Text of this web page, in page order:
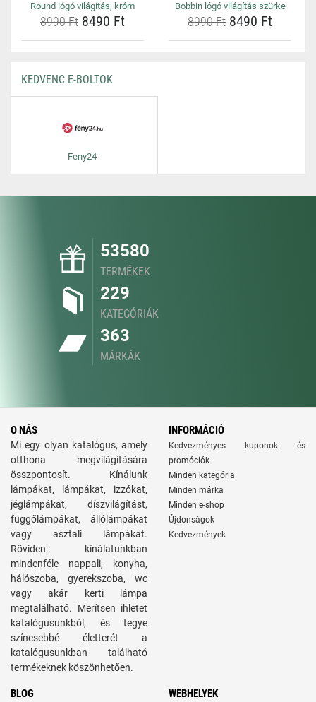
Round lógó világítás, króm
8990 Ft 8490 Ft
Bobbin lógó világítás szürke
8990 Ft 8490 Ft
KEDVENC E-BOLTOK
Feny24
53580
TERMÉKEK
229
KATEGÓRIÁK
363
MÁRKÁK
O NÁS
Mi egy olyan katalógus, amely
otthona megvilágítására
összpontosít. Kínálunk
lámpákat, lámpákat, izzókat,
jéglámpákat, díszvilágítást,
függőlámpákat, állólámpákat
vagy asztali lámpákat.
Röviden: kínálatunkban
mindenféle nappali, konyha,
hálószoba, gyerekszoba, wc
vagy akár kerti lámpa
megtalálható. Merítsen ihletet
katalógusunkból, és tegye
színesebbé életterét a
katalógusunkban található
termékeknek köszönhetően.
INFORMÁCIÓ
Kedvezményes kuponok és
promóciók
Minden kategória
Minden márka
Minden e-shop
Újdonságok
Kedvezmények
BLOG WEBHELYEK